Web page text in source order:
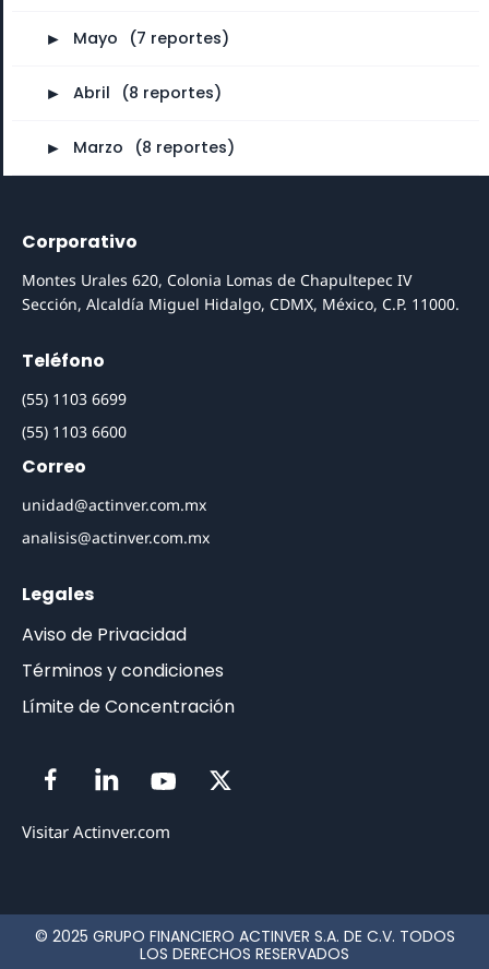
► Mayo (7 reportes)
► Abril (8 reportes)
► Marzo (8 reportes)
Corporativo
Montes Urales 620, Colonia Lomas de Chapultepec IV
Sección, Alcaldía Miguel Hidalgo, CDMX, México, C.P. 11000.
Teléfono
(55) 1103 6699
(55) 1103 6600
Correo
unidad@actinver.com.mx
analisis@actinver.com.mx
Legales
Aviso de Privacidad
Términos y condiciones
Límite de Concentración
Visitar Actinver.com
© 2025 GRUPO FINANCIERO ACTINVER S.A. DE C.V. TODOS
LOS DERECHOS RESERVADOS